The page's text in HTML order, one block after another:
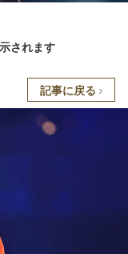
されます
記事に戻る